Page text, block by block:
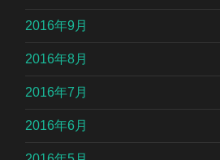
2016年9月
2016年8月
2016年7月
2016年6月